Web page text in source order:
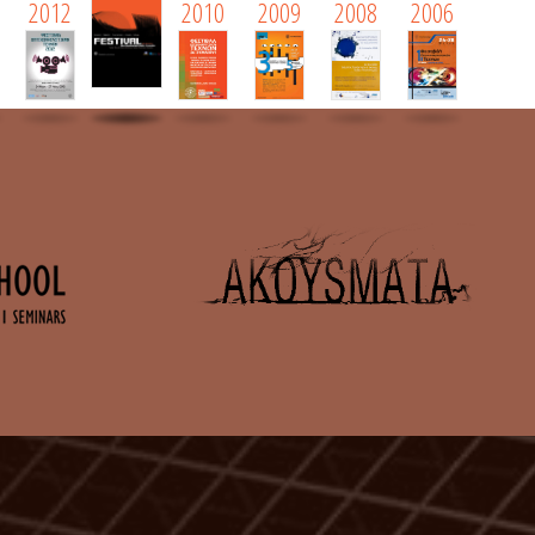
2012 2010 2009 2008 2006